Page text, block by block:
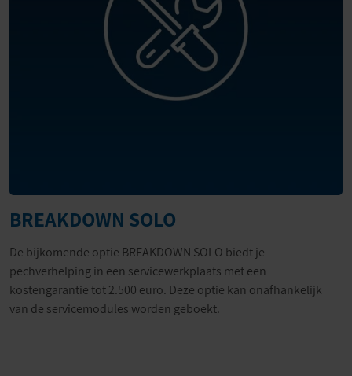
BREAKDOWN SOLO
De bijkomende optie BREAKDOWN SOLO biedt je
pechverhelping in een servicewerkplaats met een
kostengarantie tot 2.500 euro. Deze optie kan onafhankelijk
van de servicemodules worden geboekt.